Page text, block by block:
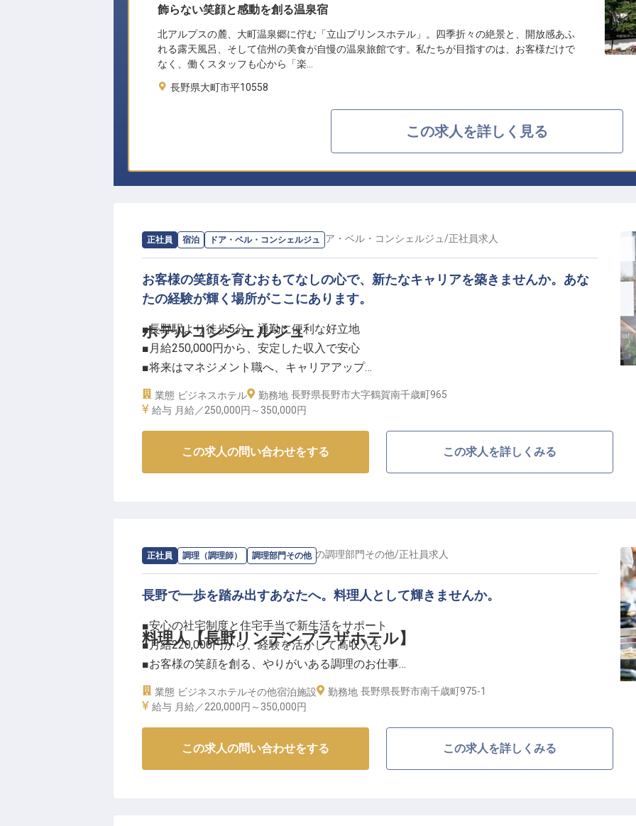
飾らない笑顔と感動を創る温泉宿
北アルプスの麓、大町温泉郷に佇む「立山プリンスホテル」。四季折々の絶景と、開放感あふ
れる露天風呂、そして信州の美食が自慢の温泉旅館です。私たちが目指すのは、お客様だけで
なく、働くスタッフも心から「楽…
長野県大町市平10558
この求人を詳しく見る
正社員 宿泊 ドア・ベル・コンシェルジュ
ホテルコンシェルジュ
求人情報：ホテルセレクトイン長野のドア・ベル・コンシェルジュ /正社員求人
お客様の笑顔を育むおもてなしの心で、新たなキャリアを築きませんか。あな
たの経験が輝く場所がここにあります。
■長野駅より徒歩5分、通勤に便利な好立地
■月給250,000円から、安定した収入で安心
■将来はマネジメント職へ、キャリアアップ
■退職金制度や宿泊割引など福利厚生充実
長野の玄関口に位置する当ホテルで、お客様の旅を彩るおもてなしを提供しませんか。
ーー【成長を支える環境と、確かなキャリアパス】
当ホテルでは、社員一人ひとりの成長を大切にしています。
入社後は丁寧な研修制度で業務を習得し、将来的にはマネジメント業務もお任せするな
ど、着実にキャリアアップを目指せる環境です。
月給250,000円以上、昇給や業績賞与に加え、退職金制度や確定拠出年金、自社ホテル宿
泊割引など、長く安心して働ける充実した福利厚生も魅力。
社会人経験を活かし、安定した環境でホテル業界のプロフェッショナルを目指しません
か。
業態 ビジネスホテル 勤務地 長野県長野市大字鶴賀南千歳町965
給与 月給／250,000円～ 350,000円
この求人の問い合わせをする この求人を詳しくみる
正社員 調理（調理師） 調理部門その他
料理人【長野リンデンプラザホテル】
求人情報：長野リンデンプラザホテル の調理部門その他/正社員求人
長野で一歩を踏み出すあなたへ。料理人として輝きませんか。
■安心の社宅制度と住宅手当で新生活をサポート
■月給220,000円から、経験を活かして高収入も
■お客様の笑顔を創る、やりがいある調理のお仕事
■昇給・賞与年2回、安定した環境で長く活躍
長野の地で、お客様の旅の始まりと終わりを彩るお料理をお届けするお仕事です。朝食や
業態 ビジネスホテルその他宿泊施設 勤務地 長野県長野市南千歳町975-1
給与 月給／220,000円～ 350,000円
この求人の問い合わせをする この求人を詳しくみる